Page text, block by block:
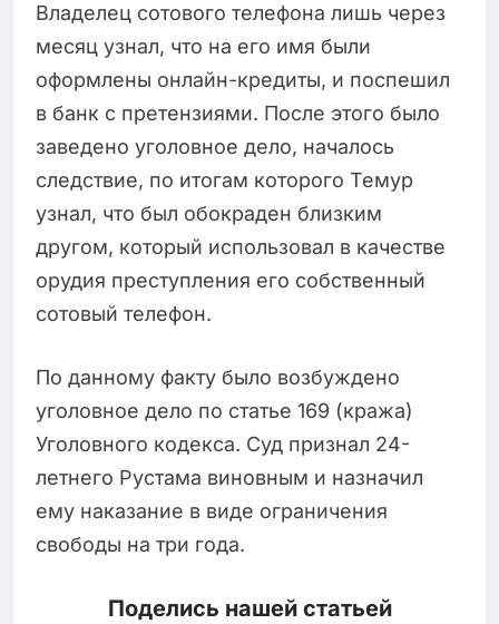
Владелец сотового телефона лишь через
месяц узнал, что на его имя были
оформлены онлайн-кредиты, и поспешил
в банк с претензиями. После этого было
заведено уголовное дело, началось
следствие, по итогам которого Темур
узнал, что был обокраден близким
другом, который использовал в качестве
орудия преступления его собственный
сотовый телефон.
По данному факту было возбуждено
уголовное дело по статье 169 (кража)
Уголовного кодекса. Суд признал 24-
летнего Рустама виновным и назначил
ему наказание в виде ограничения
свободы на три года.
Поделись нашей статьей